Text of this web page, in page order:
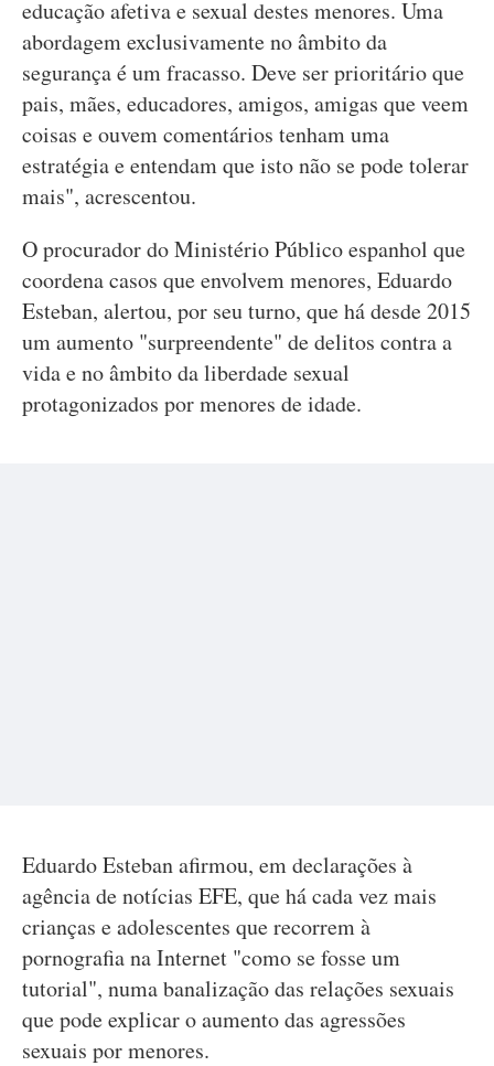
educação afetiva e sexual destes menores. Uma
abordagem exclusivamente no âmbito da
segurança é um fracasso. Deve ser prioritário que
pais, mães, educadores, amigos, amigas que veem
coisas e ouvem comentários tenham uma
estratégia e entendam que isto não se pode tolerar
mais", acrescentou.
O procurador do Ministério Público espanhol que
coordena casos que envolvem menores, Eduardo
Esteban, alertou, por seu turno, que há desde 2015
um aumento "surpreendente" de delitos contra a
vida e no âmbito da liberdade sexual
protagonizados por menores de idade.
Eduardo Esteban afirmou, em declarações à
agência de notícias EFE, que há cada vez mais
crianças e adolescentes que recorrem à
pornografia na Internet "como se fosse um
tutorial", numa banalização das relações sexuais
que pode explicar o aumento das agressões
sexuais por menores.